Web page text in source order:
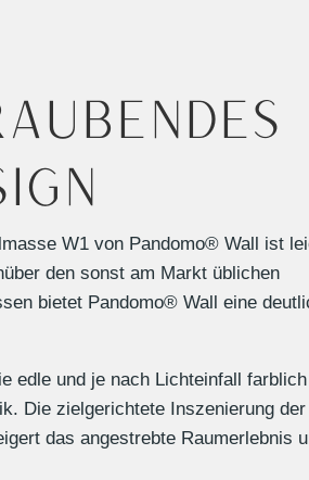
W1 von Pandomo® Wall ist
den sonst am Markt üblichen
bietet Pandomo® Wall eine
edle und je nach Lichteinfall farblich
Die zielgerichtete Inszenierung
das angestrebte Raumerlebnis